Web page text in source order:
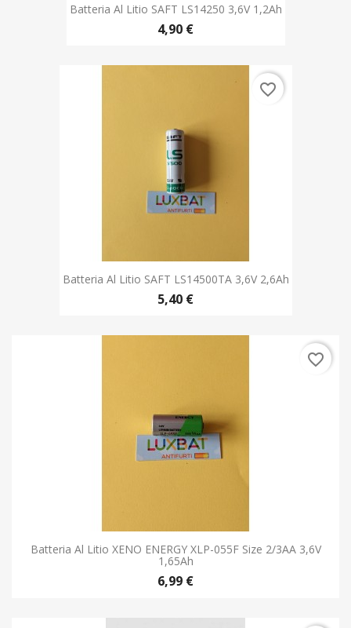
Batteria Al Litio SAFT LS14250 3,6V 1,2Ah
4,90 €
Batteria Al Litio SAFT LS14500TA 3,6V 2,6Ah
5,40 €
favorite_border
Batteria Al Litio XENO ENERGY XLP-055F Size 2/3AA 3,6V
1,65Ah
6,99 €
favorite_border